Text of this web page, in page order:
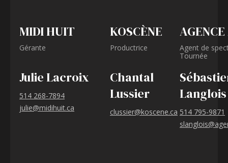
MIDI HUIT
Gérante
Julie Lacroix
514 268-7894
julie@midihuit.ca
KOSCÈNE
Productrice
Chantal
Lussier
clussier@koscene.ca
Agent de
Tournée
Langlois
514 795-9871